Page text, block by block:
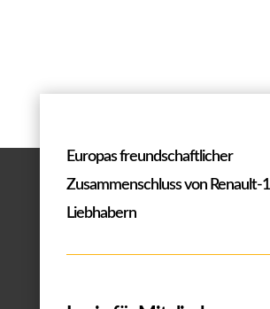
Europas freundschaftlicher
Zusammenschluss von Renault-
Liebhabern